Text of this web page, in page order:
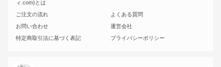
ィ.com)とは
ご注文の流れ
よくある質問
お問い合わせ
運営会社
特定商取引法に基づく表記
プライバシーポリシー